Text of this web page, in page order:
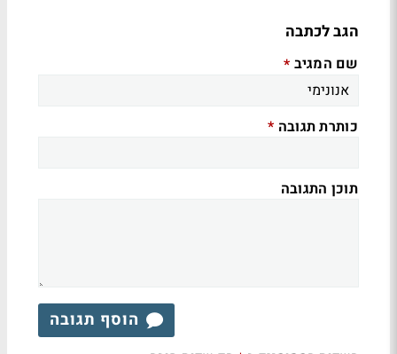
הגב לכתבה
שם המגיב *
כותרת תגובה *
תוכן התגובה
הוסף תגובה